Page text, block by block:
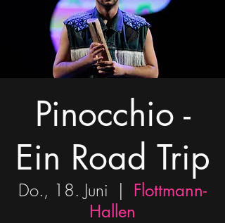
Pinocchio -
Ein Road Trip
Do., 18. Juni
  |
Flottmann-
Hallen